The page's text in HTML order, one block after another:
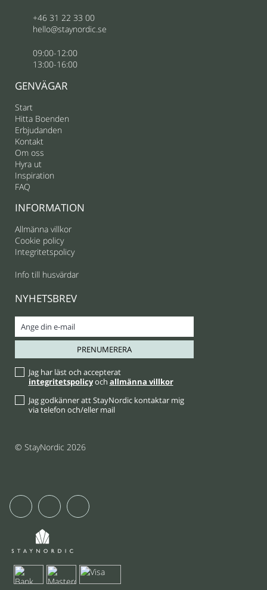
+46 31 22 33 00
hello@staynordic.se
09:00-12:00
13:00-16:00
GENVÄGAR
Start
Hitta Boenden
Erbjudanden
Kontakt
Om oss
Hyra ut
Inspiration
FAQ
INFORMATION
Allmänna villkor
Cookie policy
Integritetspolicy
Info till husvärdar
NYHETSBREV
Jag har läst och accepterat
integritetspolicyoch allmänna villkor
Jag godkänner att StayNordic kontaktar mig
via telefon och/eller mail
© StayNordic 2026